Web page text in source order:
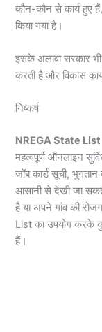
कौन-कौन से कार्य हुए
किया गया है।
इसके अलावा सरकार
करती है और विकास
निष्कर्ष
NREGA State List
महत्वपूर्ण ऑनलाइन
जॉब कार्ड सूची, भुगतान
आसानी से देखी जा
है या अपने गांव की
List का उपयोग करके
हैं।